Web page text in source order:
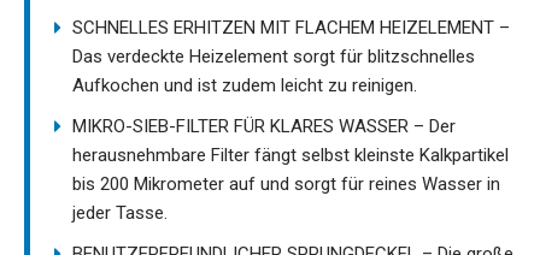
SCHNELLES ERHITZEN MIT FLACHEM HEIZELEMENT –
Das verdeckte Heizelement sorgt für blitzschnelles
Aufkochen und ist zudem leicht zu reinigen.
MIKRO-SIEB-FILTER FÜR KLARES WASSER – Der
herausnehmbare Filter fängt selbst kleinste Kalkpartikel
bis 200 Mikrometer auf und sorgt für reines Wasser in
jeder Tasse.